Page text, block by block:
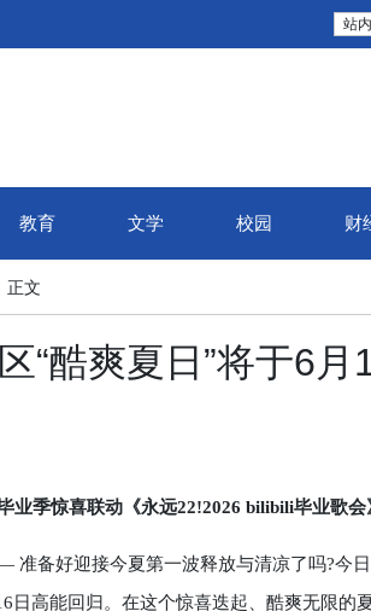
站
教育 文学 校园 财
正文
“酷爽夏日”将于6
业季惊喜联动《永远22!2026 bilibili毕业歌
好迎接今夏第一波释放与清凉了吗?今日
日高能回归。在这个惊喜迭起、酷爽无限的